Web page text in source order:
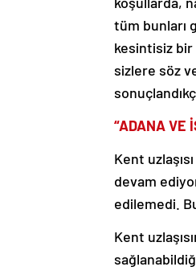
tüm bunları
kesintisiz bir
sizlere söz
“ADANA VE
Kent
devam
edilemedi.
Kent